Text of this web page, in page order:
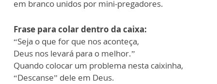
em branco unidos por mini-pregadores.
Frase para colar dentro da caixa:
“Seja o que for que nos aconteça,
Deus nos levará para o melhor.”
Quando colocar um problema nesta caixinha,
“Descanse” dele em Deus.